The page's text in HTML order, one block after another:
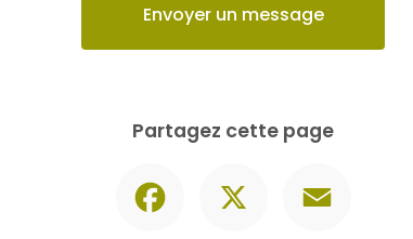
Envoyer un message
Partagez cette page